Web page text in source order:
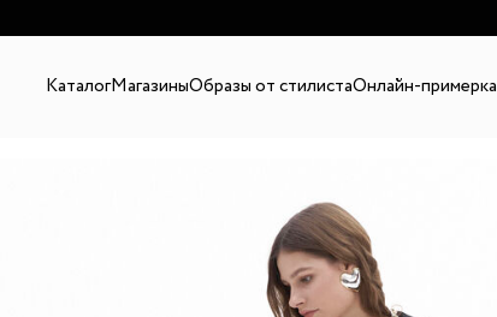
КаталогМагазиныОбразы от стилистаОнлайн-примерка